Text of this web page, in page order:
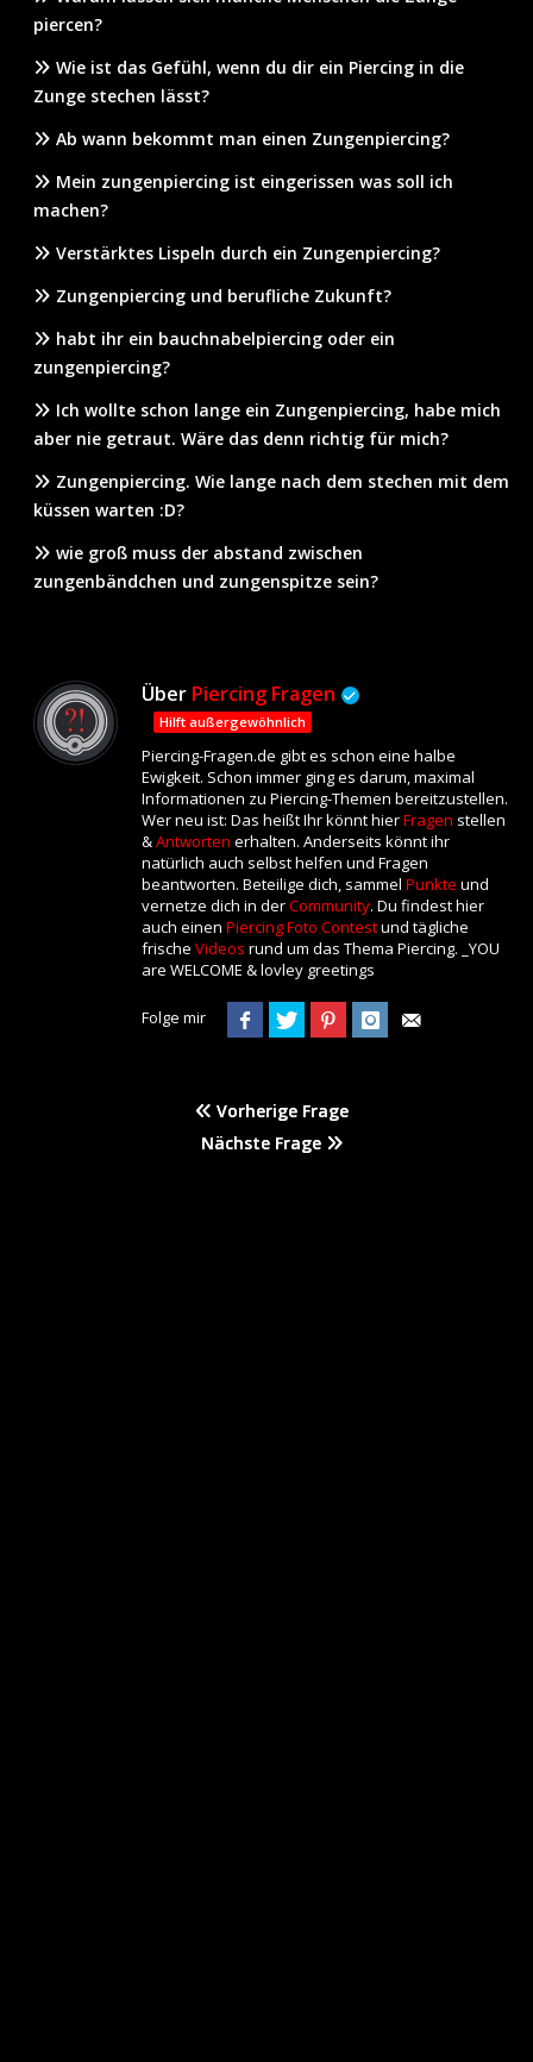
piercen?
Wie ist das Gefühl, wenn du dir ein Piercing in die
Zunge stechen lässt?
Ab wann bekommt man einen Zungenpiercing?
Mein zungenpiercing ist eingerissen was soll ich
machen?
Verstärktes Lispeln durch ein Zungenpiercing?
Zungenpiercing und berufliche Zukunft?
habt ihr ein bauchnabelpiercing oder ein
zungenpiercing?
Ich wollte schon lange ein Zungenpiercing, habe mich
aber nie getraut. Wäre das denn richtig für mich?
Zungenpiercing. Wie lange nach dem stechen mit dem
küssen warten :D?
wie groß muss der abstand zwischen
zungenbändchen und zungenspitze sein?
Über Piercing Fragen
Hilft außergewöhnlich
Piercing-Fragen.de gibt es schon eine halbe
Ewigkeit. Schon immer ging es darum, maximal
Informationen zu Piercing-Themen bereitzustellen.
Wer neu ist: Das heißt Ihr könnt hierFragen stellen
&Antworten erhalten. Anderseits könnt ihr
natürlich auch selbst helfen und Fragen
beantworten. Beteilige dich, sammel Punkte und
vernetze dich in derCommunity. Du findest hier
auch einen Piercing Foto Contestund tägliche
frische Videos rund um das Thema Piercing. _YOU
are WELCOME & lovley greetings
Folge mir
Vorherige Frage
Nächste Frage